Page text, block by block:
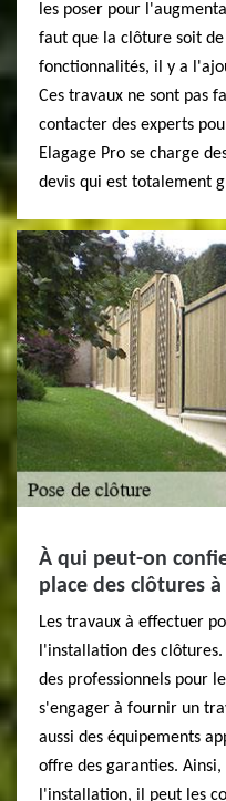
les poser pour
faut que la clôture soit
fonctionnalités, il y a
Ces travaux ne sont pas
contacter des experts
Elagage Pro se charge
devis qui est totalement
À qui peut-on
place des clôtures
Les travaux à effectuer
l'installation des
des professionnels pour
s'engager à fournir un
aussi des équipements
offre des garanties.
l'installation, il peut les